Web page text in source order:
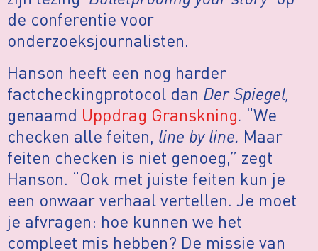
de conferentie voor
onderzoeksjournalisten.
Hanson heeft een nog harder
factcheckingprotocol dan Der Spiegel,
genaamd Uppdrag Granskning. “We
checken alle feiten, line by line. Maar
feiten checken is niet genoeg,” zegt
Hanson. “Ook met juiste feiten kun je
een onwaar verhaal vertellen. Je moet
je afvragen: hoe kunnen we het
compleet mis hebben? De missie van